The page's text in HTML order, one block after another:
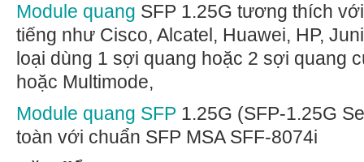
Module quang SFP 1.25G tương thích
tiếng như Cisco, Alcatel, Huawei, HP,
loại dùng 1 sợi quang hoặc 2 sợi quang
hoặc Multimode,
Module quang SFP 1.25G (SFP-1.25G
toàn với chuẩn SFP MSA SFF-8074i